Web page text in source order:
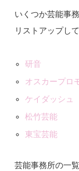
いくつか芸能事
リストアップし
研音
オスカープロ
ケイダッシュ
松竹芸能
東宝芸能
芸能事務所の一